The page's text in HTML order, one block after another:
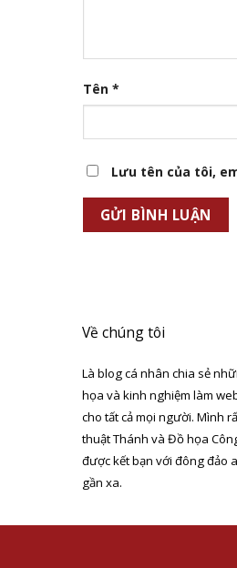
Tên *
Lưu tên của tôi,
Về chúng tôi
Là blog cá nhân chia sẻ
họa và kinh nghiệm làm
cho tất cả mọi người. Mình
thuật Thánh và Đồ họa
được kết bạn với đông đảo
gần xa.